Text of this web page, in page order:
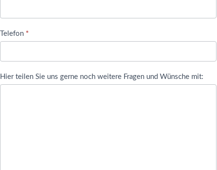
Telefon *
Hier teilen Sie uns gerne noch weitere Fragen und Wünsche mit: